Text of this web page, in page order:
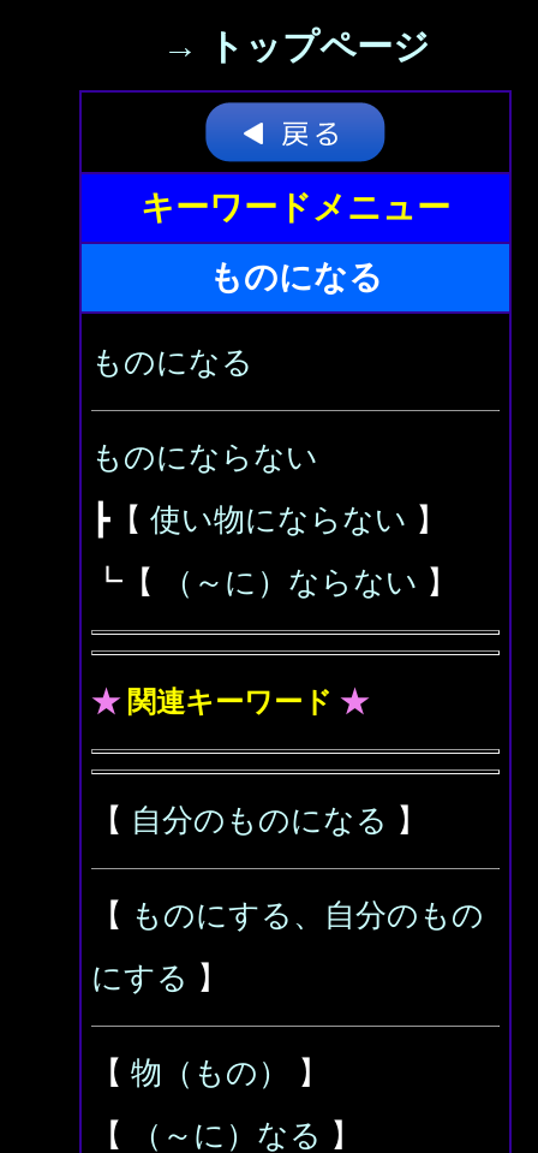
→ トップページ
キーワードメニュー
ものになる
ものになる
ものにならない
┣【 使い物にならない 】
┗【
（～に）ならない 】
★ 関連キーワード ★
【 自分のものになる 】
【 ものにする、自分のもの
にする 】
【 物（もの）
】
【
（～に）なる 】